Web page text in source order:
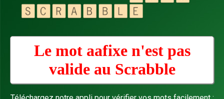
Le mot aafixe n'est pas
valide au Scrabble